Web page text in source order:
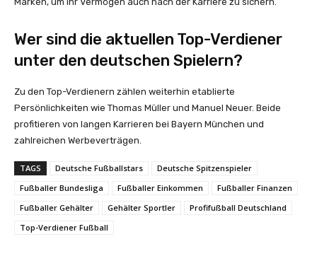
Wer sind die aktuellen Top-Verdiener
unter den deutschen Spielern?
Zu den Top-Verdienern zählen weiterhin etablierte
Persönlichkeiten wie Thomas Müller und Manuel Neuer. Beide
profitieren von langen Karrieren bei Bayern München und
zahlreichen Werbeverträgen.
TAGS Deutsche Fußballstars
Deutsche Spitzenspieler
Fußballer Bundesliga
Fußballer Einkommen
Fußballer Finanzen
Fußballer Gehälter
Gehälter Sportler
Profifußball Deutschland
Top-Verdiener Fußball